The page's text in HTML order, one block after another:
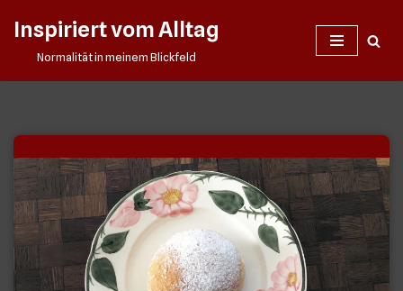
Inspiriert vom Alltag
Normalität in meinem Blickfeld